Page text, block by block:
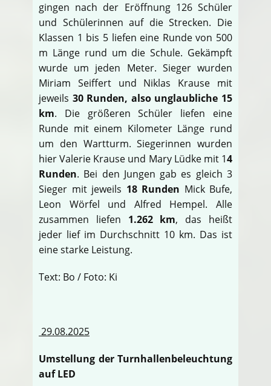
gingen nach der Eröffnung 126 Schüler
und Schülerinnen auf die Strecken. Die
Klassen 1 bis 5 liefen eine Runde von 500
m Länge rund um die Schule. Gekämpft
wurde um jeden Meter. Sieger wurden
Miriam Seiffert und Niklas Krause mit
jeweils 30 Runden, also unglaubliche 15
km. Die größeren Schüler liefen eine
Runde mit einem Kilometer Länge rund
um den Wartturm. Siegerinnen wurden
hier Valerie Krause und Mary Lüdke mit 14
Runden. Bei den Jungen gab es gleich 3
Sieger mit jeweils 18 Runden Mick Bufe,
Leon Wörfel und Alfred Hempel. Alle
zusammen liefen 1.262 km, das heißt
jeder lief im Durchschnitt 10 km. Das ist
eine starke Leistung.
Text: Bo / Foto: Ki
29.08.2025
Umstellung der Turnhallenbeleuchtung
auf LED